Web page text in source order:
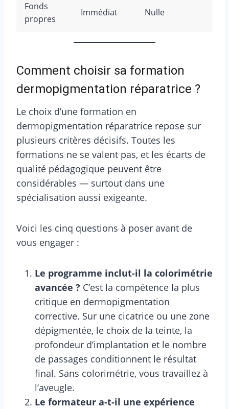
Fonds
propres
Immédiat Nulle
Comment choisir sa formation
dermopigmentation réparatrice ?
Le choix d’une formation en
dermopigmentation réparatrice repose sur
plusieurs critères décisifs. Toutes les
formations ne se valent pas, et les écarts de
qualité pédagogique peuvent être
considérables — surtout dans une
spécialisation aussi exigeante.
Voici les cinq questions à poser avant de
vous engager :
Le programme inclut-il la colorimétrie
avancée ? C’est la compétence la plus
critique en dermopigmentation
corrective. Sur une cicatrice ou une zone
dépigmentée, le choix de la teinte, la
profondeur d’implantation et le nombre
de passages conditionnent le résultat
final. Sans colorimétrie, vous travaillez à
l’aveugle.
Le formateur a-t-il une expérience